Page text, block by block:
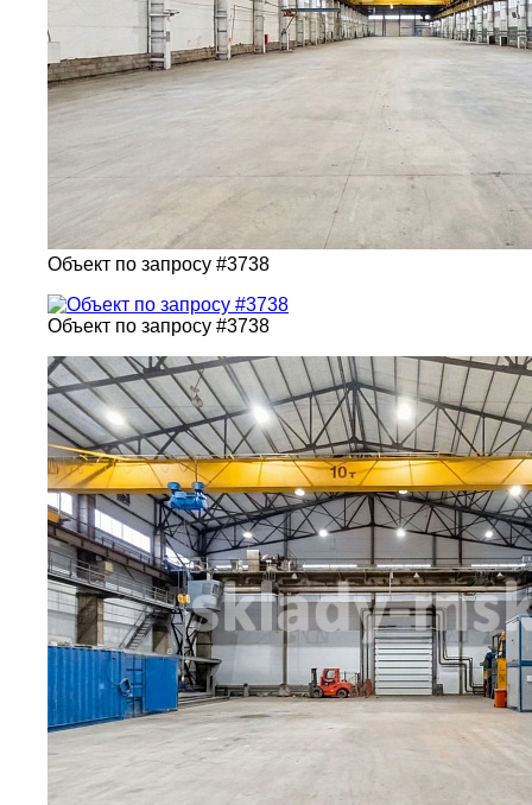
Объект по запросу #3738
Объект по запросу #3738